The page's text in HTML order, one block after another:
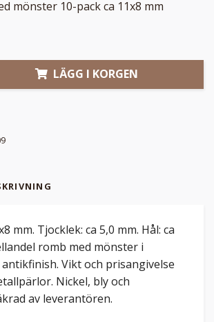
mönster 10-pack ca 11x8 mm
LÄGG I KORGEN
mm. Tjocklek: ca 5,0 mm. Hål: ca
romb med mönster i
Vikt och prisangivelse
Nickel, bly och
av leverantören.